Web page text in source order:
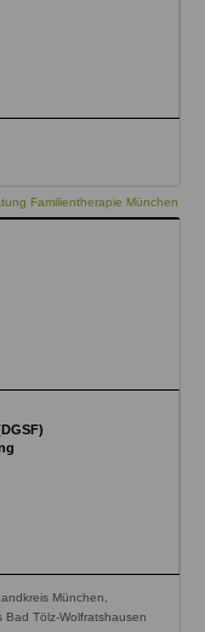
Familientherapie München
München,
Bad Tölz-Wolfratshausen